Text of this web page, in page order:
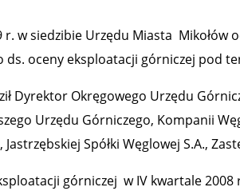
w siedzibie Urzędu Miasta Mikołów
ds. oceny eksploatacji górniczej pod
Dyrektor Okręgowego Urzędu
Urzędu Górniczego, Kompanii
Jastrzębskiej Spółki Węglowej S.A.,
górniczej w IV kwartale 2008